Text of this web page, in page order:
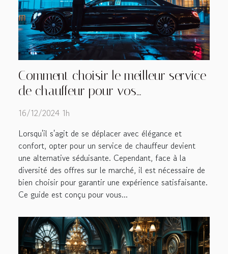
Comment choisir le meilleur service
de chauffeur pour vos
déplacements
16/12/2024 1h
Lorsqu'il s'agit de se déplacer avec élégance et
confort, opter pour un service de chauffeur devient
une alternative séduisante. Cependant, face à la
diversité des offres sur le marché, il est nécessaire de
bien choisir pour garantir une expérience satisfaisante.
Ce guide est conçu pour vous...